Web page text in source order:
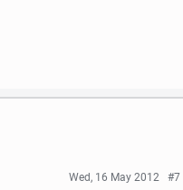
Wed, 16 May 2012 #7